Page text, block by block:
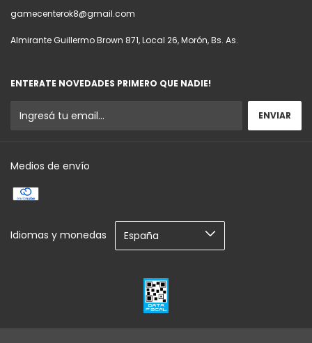
gamecenterok8@gmail.com
Almirante Guillermo Brown 871, Local 26, Morón, Bs. As.
ENTERATE NOVEDADES PRIMERO QUE NADIE!
Medios de envío
Idiomas y monedas